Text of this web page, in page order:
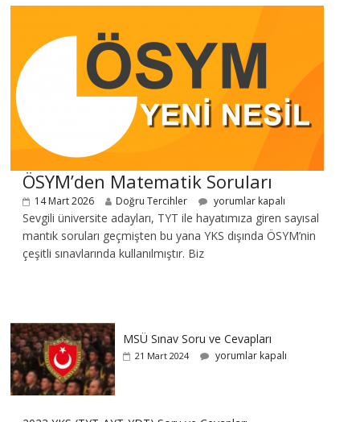
ÖSYM’den Matematik Soruları
14 Mart 2026 Doğru Tercihler yorumlar kapalı
Sevgili üniversite adayları, TYT ile hayatımıza giren sayısal
mantık soruları geçmişten bu yana YKS dışında ÖSYM’nin
çeşitli sınavlarında kullanılmıştır. Biz
MSÜ Sınav Soru ve Cevapları
21 Mart 2024 yorumlar kapalı